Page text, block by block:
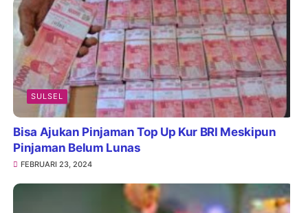
SULSEL
Bisa Ajukan Pinjaman Top Up Kur BRI Meskipun
Pinjaman Belum Lunas
FEBRUARI 23, 2024